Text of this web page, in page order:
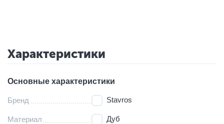
Характеристики
Основные характеристики
Бренд Stavros
Материал Дуб